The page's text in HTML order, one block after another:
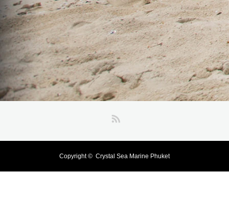
Copyright © Crystal Sea Marine Phuket